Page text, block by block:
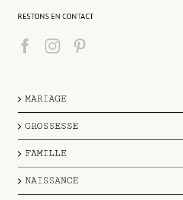
RESTONS EN CONTACT
MARIAGE
GROSSESSE
FAMILLE
NAISSANCE